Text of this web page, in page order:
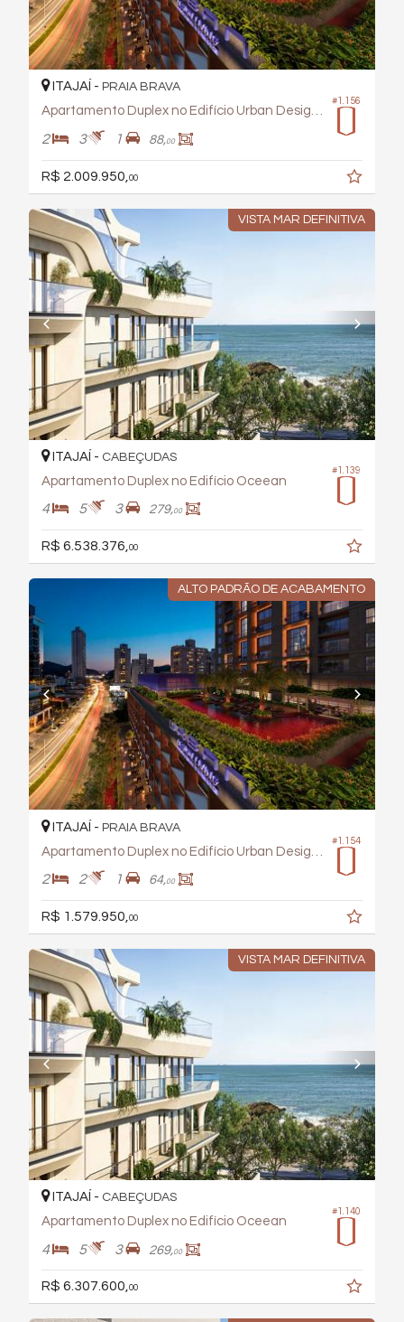
#1.156
ITAJAÍ - PRAIA BRAVA
Apartamento Duplex no Edifício Urban Design Living
2 3 1 88,00
R$ 2.009.950, 00
VISTA MAR DEFINITIVA
#1.139
ITAJAÍ - CABEÇUDAS
Apartamento Duplex no Edifício Oceean
4 5 3 279,00
R$ 6.538.376,00
ALTO PADRÃO DE ACABAMENTO
#1.154
ITAJAÍ - PRAIA BRAVA
2 2 1 64,00
R$ 1.579.950, 00
VISTA MAR DEFINITIVA
#1.140
ITAJAÍ - CABEÇUDAS
Apartamento Duplex no Edifício Oceean
4 5 3 269,00
R$ 6.307.600,00